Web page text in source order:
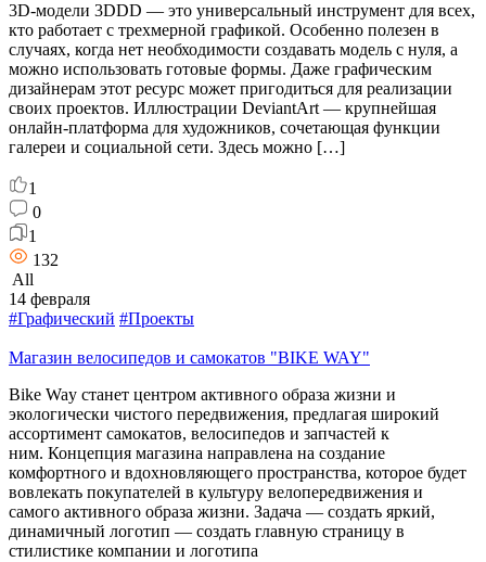
3D-модели 3DDD — это универсальный инструмент для всех,
кто работает с трехмерной графикой. Особенно полезен в
случаях, когда нет необходимости создавать модель с нуля, а
можно использовать готовые формы. Даже графическим
дизайнерам этот ресурс может пригодиться для реализации
своих проектов. Иллюстрации DeviantArt — крупнейшая
онлайн-платформа для художников, сочетающая функции
галереи и социальной сети. Здесь можно […]
1
0
1
132
All
14 февраля
#Графический #Проекты
Магазин велосипедов и самокатов "BIKE WAY"
Bike Way станет центром активного образа жизни и
экологически чистого передвижения, предлагая широкий
ассортимент самокатов, велосипедов и запчастей к
ним. Концепция магазина направлена на создание
комфортного и вдохновляющего пространства, которое будет
вовлекать покупателей в культуру велопередвижения и
самого активного образа жизни. Задача — создать яркий,
динамичный логотип — создать главную страницу в
стилистике компании и логотипа